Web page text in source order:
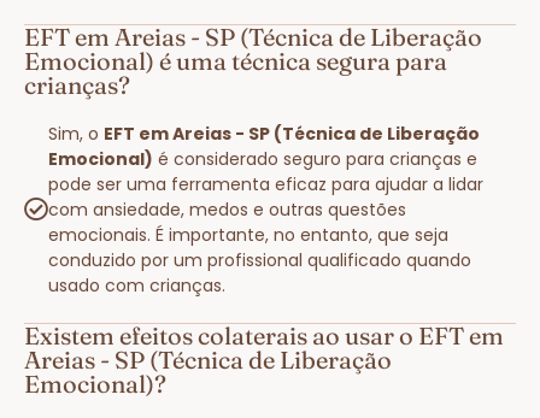
EFT em Areias - SP (Técnica de Liberação
Emocional) é uma técnica segura para
crianças?
Sim, o EFT em Areias - SP (Técnica de Liberação
Emocional) é considerado seguro para crianças e
pode ser uma ferramenta eficaz para ajudar a lidar
com ansiedade, medos e outras questões
emocionais. É importante, no entanto, que seja
conduzido por um profissional qualificado quando
usado com crianças.
Existem efeitos colaterais ao usar o EFT em
Areias - SP (Técnica de Liberação
Emocional)?